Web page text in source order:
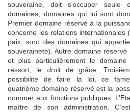
souveraine, doit s’occuper seule
domaines, domaines qui lui sont
Premier domaine réservé à la
concerne les relations internationales
paix, sont des domaines qui
souveraineté). Autre domaine
et plus particulièrement le
ressort, le droit de grâce.
possibilité de faire la loi, ce
quatrième domaine réservé est la
nommer aux fonctions publiques.
maître de son administration.